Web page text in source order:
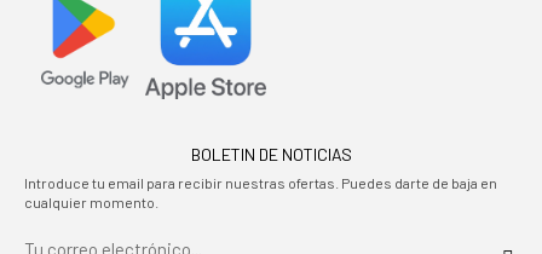
BOLETIN DE NOTICIAS
Introduce tu email para recibir nuestras ofertas. Puedes darte de baja en
cualquier momento.